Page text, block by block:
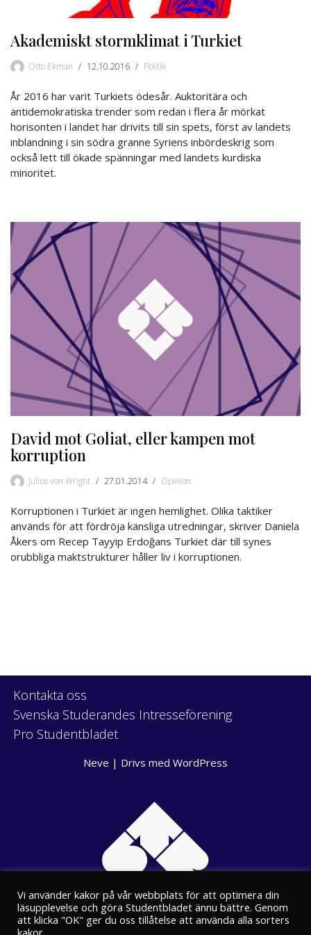
Akademiskt stormklimat i Turkiet
Otto Ekman 12.10.2016 Politik
År 2016 har varit Turkiets ödesår. Auktoritära och
antidemokratiska trender som redan i flera år mörkat
horisonten i landet har drivits till sin spets, först av landets
inblandning i sin södra granne Syriens inbördeskrig som
också lett till ökade spänningar med landets kurdiska
minoritet.
David mot Goliat, eller kampen mot
korruption
Julius von Wright 27.01.2014 Opinion
Korruptionen i Turkiet är ingen hemlighet. Olika taktiker
används för att fördröja känsliga utredningar, skriver Daniela
Åkers om Recep Tayyip Erdoğans Turkiet där till synes
orubbliga maktstrukturer håller liv i korruptionen.
Kontakta oss
Svenska Studerandes Intresseförening
Pro Studentbladet
Neve | Drivs med WordPress
Vi använder kakor på vår webbplats för att optimera din
läsupplevelse och göra Studentbladet ännu bättre. Genom
att klicka "OK" ger du oss tillåtelse att använda alla sorters
kakor.